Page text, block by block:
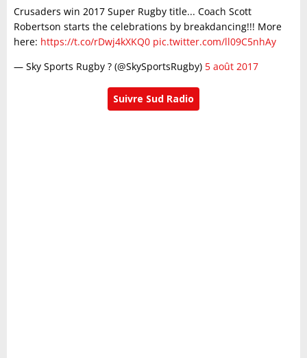
Crusaders win 2017 Super Rugby title... Coach Scott
Robertson starts the celebrations by breakdancing!!! More
here: https://t.co/rDwj4kXKQ0 pic.twitter.com/ll09C5nhAy
— Sky Sports Rugby ? (@SkySportsRugby) 5 août 2017
Suivre Sud Radio